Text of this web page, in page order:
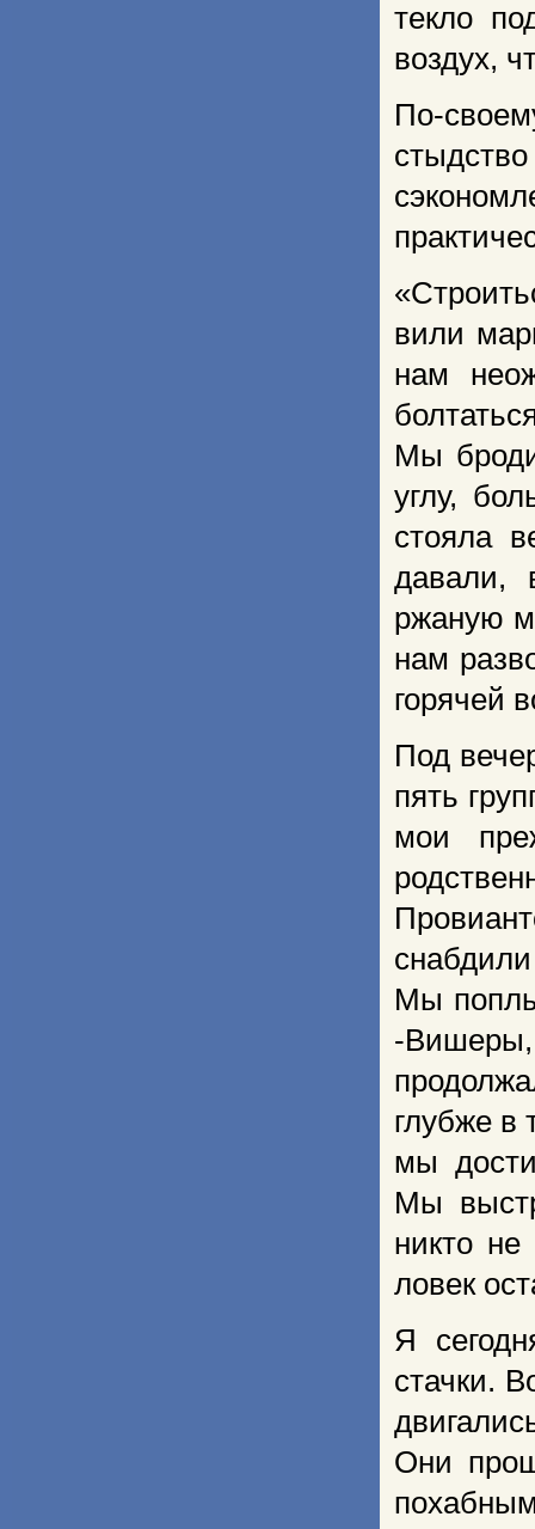
текло
воздух,
По-
вили
нам
Мы
углу,
стояла
давали,
ржаную
нам
горячей
Под
пять
мои
Мы
-
глубже в
мы
Мы
никто
ловек
Я
стачки.
Они